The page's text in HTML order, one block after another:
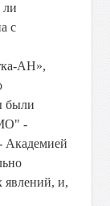
ли
с
АН»,
были
-
Академией
явлений, и,